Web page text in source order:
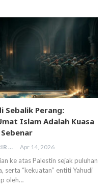
Sebalik Perang:
Islam Adalah Kuasa
HIZBUT TAHRIR MALAYSIA Apr 14, 2026
ke atas Palestin sejak puluhan
serta “kekuatan” entiti Yahudi
oleh…